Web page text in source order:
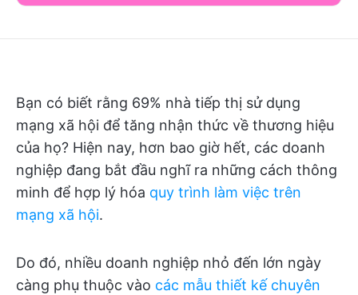
Bạn có biết rằng 69% nhà tiếp thị sử dụng
mạng xã hội để tăng nhận thức về thương hiệu
của họ? Hiện nay, hơn bao giờ hết, các doanh
nghiệp đang bắt đầu nghĩ ra những cách thông
minh để hợp lý hóa quy trình làm việc trên
mạng xã hội.
Do đó, nhiều doanh nghiệp nhỏ đến lớn ngày
càng phụ thuộc vào các mẫu thiết kế chuyên